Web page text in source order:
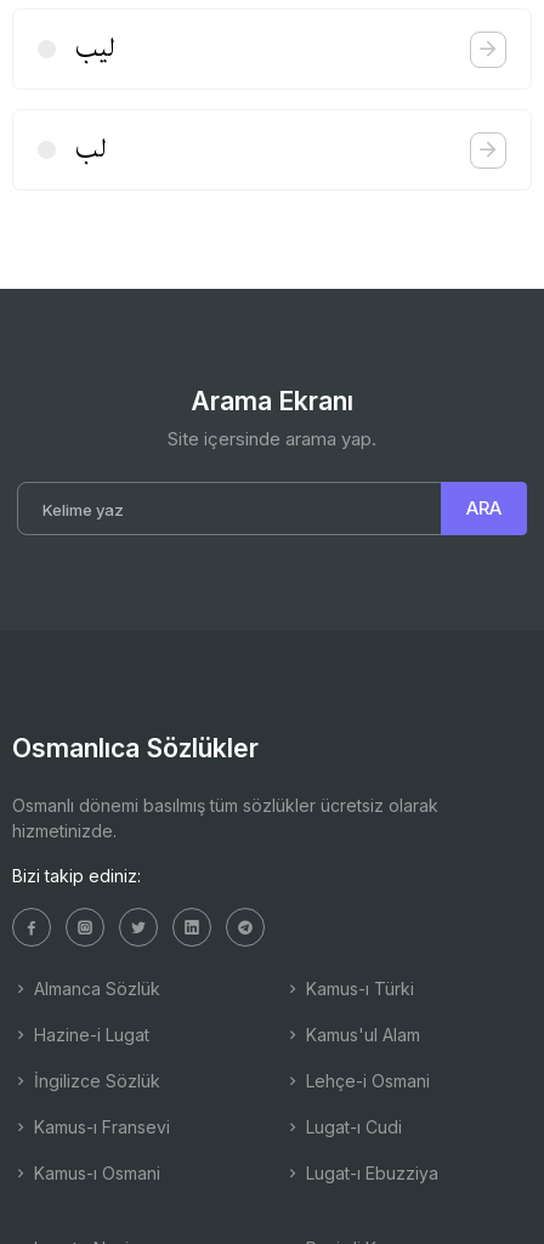
لیب
لب
Arama Ekranı
Site içersinde arama yap.
Osmanlıca Sözlükler
Osmanlı dönemi basılmış tüm sözlükler ücretsiz olarak
hizmetinizde.
Bizi takip ediniz:
Almanca Sözlük
Hazine-i Lugat
İngilizce Sözlük
Kamus-ı Fransevi
Kamus-ı Osmani
Kamus-ı Türki
Kamus'ul Alam
Lehçe-i Osmani
Lugat-ı Cudi
Lugat-ı Ebuzziya